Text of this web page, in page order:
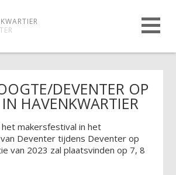
DEVENTER OP
HAVENKWARTIER
makersfestival in het
Deventer tijdens Deventer op
van 2023 zal plaatsvinden op 7, 8